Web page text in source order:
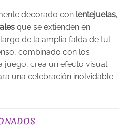
decorado con lentejuelas,
que se extienden en
de la amplia falda de tul
combinado con los
juego, crea un efecto visual
una celebración inolvidable.